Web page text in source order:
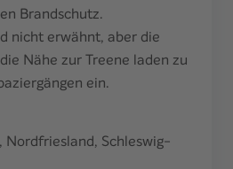
Brandschutz.
nicht erwähnt, aber die
Nähe zur Treene laden zu
ein.